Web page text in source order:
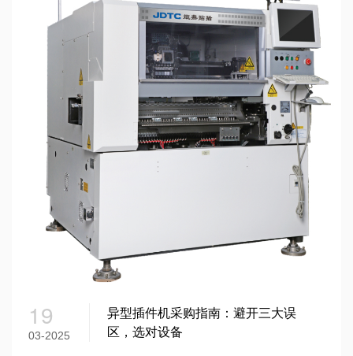
19
03-2025
异型插件机采购指南：避开三大误
区，选对设备